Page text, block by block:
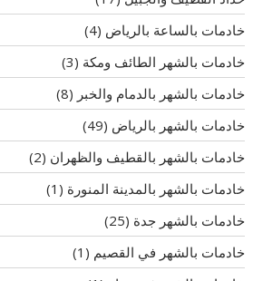
خادمات بالساعة بالرياض (4)
خادمات بالشهر الطائف ومكة (3)
خادمات بالشهر بالدمام والخبر (8)
خادمات بالشهر بالرياض (49)
خادمات بالشهر بالقطيف والظهران (2)
خادمات بالشهر بالمدينة المنورة (1)
خادمات بالشهر جدة (25)
خادمات بالشهر في القصيم (1)